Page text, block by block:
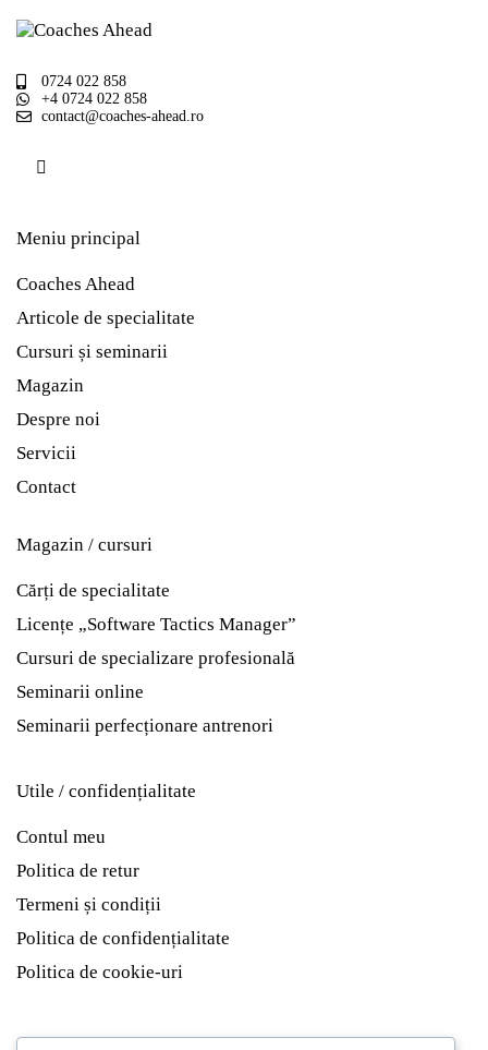
0724 022 858
+4 0724 022 858
contact@coaches-ahead.ro
Meniu principal
Coaches Ahead
Articole de specialitate
Cursuri și seminarii
Magazin
Despre noi
Servicii
Contact
Magazin / cursuri
Cărți de specialitate
Licențe „Software Tactics Manager”
Cursuri de specializare profesională
Seminarii online
Seminarii perfecționare antrenori
Utile / confidențialitate
Contul meu
Politica de retur
Termeni și condiții
Politica de confidențialitate
Politica de cookie-uri